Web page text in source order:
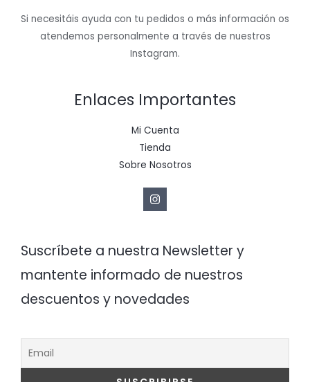
Si necesitáis ayuda con tu pedidos o más información os
atendemos personalmente a través de nuestros
Instagram.
Enlaces Importantes
Mi Cuenta
Tienda
Sobre Nosotros
Suscríbete a nuestra Newsletter y
mantente informado de nuestros
descuentos y novedades